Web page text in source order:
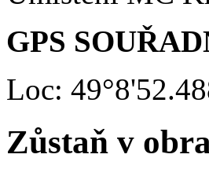
GPS
Loc:
Zůstaň v